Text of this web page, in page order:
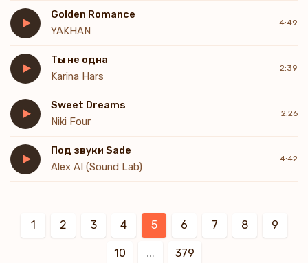
Golden Romance
YAKHAN
4:49
Ты не одна
Karina Hars
2:39
Sweet Dreams
Niki Four
2:26
Под звуки Sade
Alex AI (Sound Lab)
4:42
1 2 3 4 5 6 7 8 9
10 ... 379